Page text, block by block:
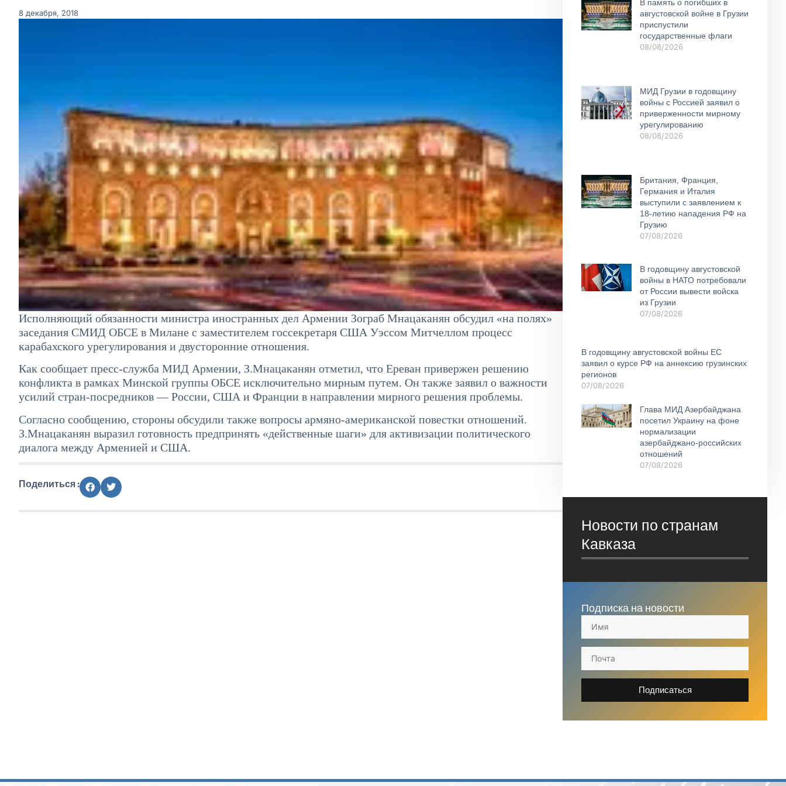
8 декабря, 2018
Исполняющий обязанности министра иностранных дел Армении Зограб Мнацаканян обсудил «на полях»
заседания СМИД ОБСЕ в Милане с заместителем госсекретаря США Уэссом Митчеллом процесс
карабахского урегулирования и двусторонние отношения.
Как сообщает пресс-служба МИД Армении, З.Мнацаканян отметил, что Ереван привержен решению
конфликта в рамках Минской группы ОБСЕ исключительно мирным путем. Он также заявил о важности
усилий стран-посредников — России, США и Франции в направлении мирного решения проблемы.
Согласно сообщению, стороны обсудили также вопросы армяно-американской повестки отношений.
З.Мнацаканян выразил готовность предпринять «действенные шаги» для активизации политического
диалога между Арменией и США.
Поделиться :
В память о погибших в
августовской войне в Грузии
приспустили
государственные флаги
08/08/2026
МИД Грузии в годовщину
войны с Россией заявил о
приверженности мирному
урегулированию
08/08/2026
Британия, Франция,
Германия и Италия
выступили с заявлением к
18-летию нападения РФ на
Грузию
07/08/2026
В годовщину августовской
войны в НАТО потребовали
от России вывести войска
из Грузии
07/08/2026
В годовщину августовской войны ЕС
заявил о курсе РФ на аннексию грузинских
регионов
07/08/2026
Глава МИД Азербайджана
посетил Украину на фоне
нормализации
азербайджано-российских
отношений
07/08/2026
Новости по странам
Кавказа
Подписка на новости
Подписаться